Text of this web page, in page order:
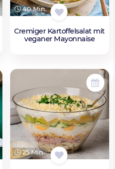
40 Min.
Cremiger Kartoffelsalat mit
veganer Mayonnaise
25 Min.